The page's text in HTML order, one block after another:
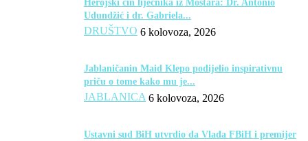
Herojski čin liječnika iz Mostara: Dr. Antonio
Udundžić i dr. Gabriela...
DRUŠTVO 6 kolovoza, 2026
Jablaničanin Maid Klepo podijelio inspirativnu
priču o tome kako mu je...
JABLANICA 6 kolovoza, 2026
Ustavni sud BiH utvrdio da Vlada FBiH i premijer